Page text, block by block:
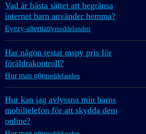
Vad är bästa sättet att begränsa
internet barn använder hemma?
Eyezy-alternativmeddelanden
Har någon testat mspy pris för
föräldrakontroll?
Hur man görmeddelanden
Hur kan jag avlyssna min barns
mobiltelefon för att skydda dem
online?